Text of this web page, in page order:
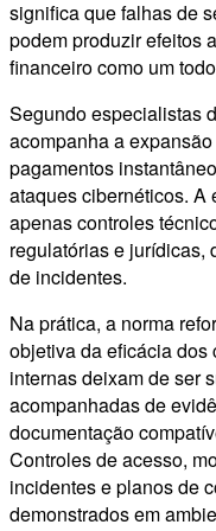
significa que falhas de
podem produzir efeitos
financeiro como um
Segundo especialistas
acompanha a
pagamentos
ataques cibernéticos.
apenas controles
regulatórias e jurídicas,
de incidentes.
Na prática, a norma
objetiva da eficácia
internas deixam de ser
acompanhadas de
documentação
Controles de acesso,
incidentes e planos de
demonstrados em